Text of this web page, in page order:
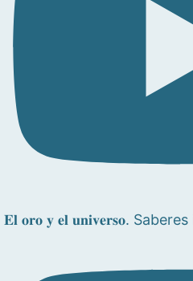
𝐄𝐥 𝐨𝐫𝐨 𝐲 𝐞𝐥 𝐮𝐧𝐢𝐯𝐞𝐫𝐬𝐨.